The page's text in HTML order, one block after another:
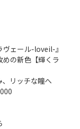
ェール-loveil-』
の新色【輝くラ
リッチな瞳へ